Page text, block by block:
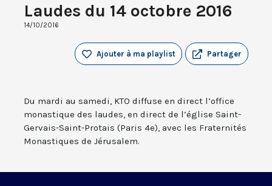
Laudes du 14 octobre 2016
14/10/2016
Partager
Ajouter à ma playlist
Du mardi au samedi, KTO diffuse en direct l’office
monastique des laudes, en direct de l’église Saint-
Gervais-Saint-Protais (Paris 4e), avec les Fraternités
Monastiques de Jérusalem.